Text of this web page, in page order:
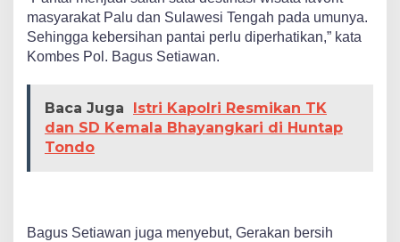
masyarakat Palu dan Sulawesi Tengah pada umunya.
Sehingga kebersihan pantai perlu diperhatikan,” kata
Kombes Pol. Bagus Setiawan.
Baca Juga
Istri Kapolri Resmikan TK
dan SD Kemala Bhayangkari di Huntap
Tondo
Bagus Setiawan juga menyebut, Gerakan bersih